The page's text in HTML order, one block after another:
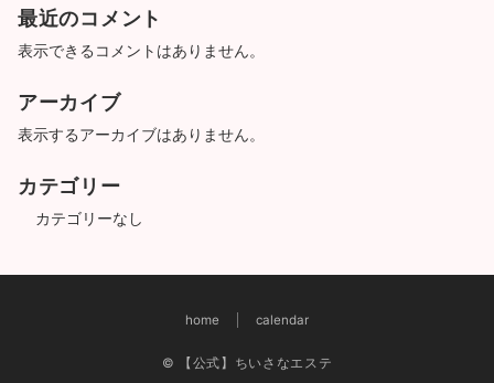
最近のコメント
表示できるコメントはありません。
アーカイブ
表示するアーカイブはありません。
カテゴリー
カテゴリーなし
home calendar
© 【公式】ちいさなエステ